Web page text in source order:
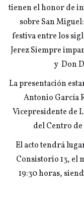
tienen el honor de
sobre San
festiva entre los
Jerez Siempre
y Don
La presentación
Antonio García
Vicepresidente de
del Centro
El acto tendrá
Consistorio 13, el
19:30 horas,